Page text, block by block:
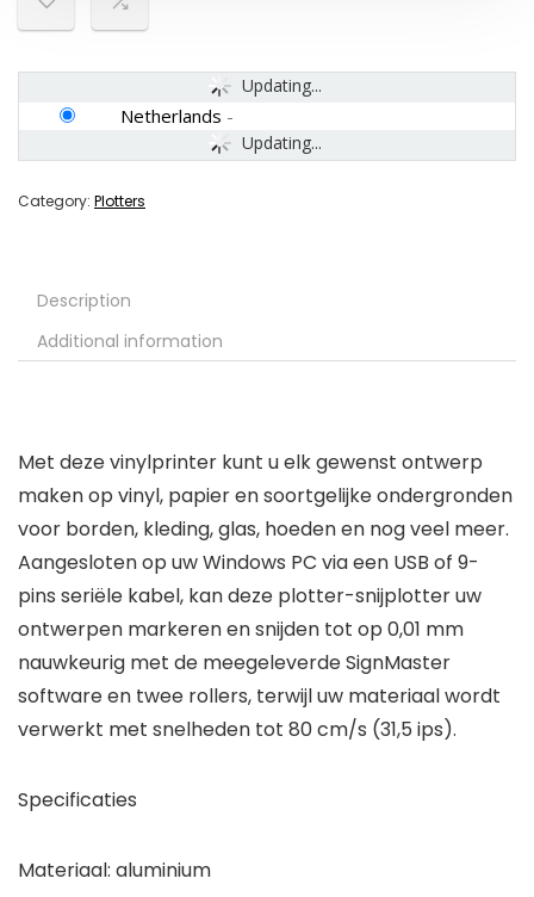
Updating...
Updating...
Netherlands -
Category: Plotters
Description
Additional information
Met deze vinylprinter kunt u elk gewenst ontwerp
maken op vinyl, papier en soortgelijke ondergronden
voor borden, kleding, glas, hoeden en nog veel meer.
Aangesloten op uw Windows PC via een USB of 9-
pins seriële kabel, kan deze plotter-snijplotter uw
ontwerpen markeren en snijden tot op 0,01 mm
nauwkeurig met de meegeleverde SignMaster
software en twee rollers, terwijl uw materiaal wordt
verwerkt met snelheden tot 80 cm/s (31,5 ips).
Specificaties
Materiaal: aluminium